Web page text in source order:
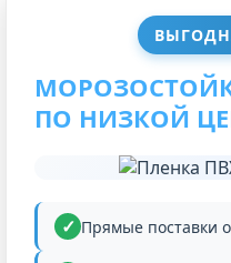
ПО НИЗКОЙ
Прямые поставки